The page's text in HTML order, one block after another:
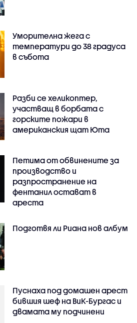
Уморителна жега с
температури до 38 градуса
в събота
Разби се хеликоптер,
участващ в борбата с
горските пожари в
американския щат Юта
Петима от обвинените за
производство и
разпространение на
фентанил остават в
ареста
Подготвя ли Риана нов албум
Пуснаха под домашен арест
бившия шеф на ВиК-Бургас и
двамата му подчинени